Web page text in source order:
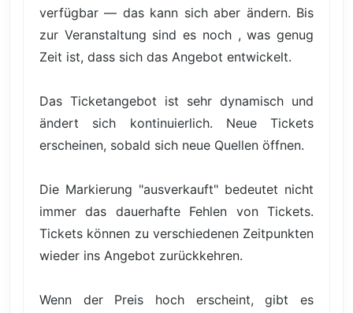
verfügbar — das kann sich aber ändern. Bis
zur Veranstaltung sind es noch , was genug
Zeit ist, dass sich das Angebot entwickelt.
Das Ticketangebot ist sehr dynamisch und
ändert sich kontinuierlich. Neue Tickets
erscheinen, sobald sich neue Quellen öffnen.
Die Markierung "ausverkauft" bedeutet nicht
immer das dauerhafte Fehlen von Tickets.
Tickets können zu verschiedenen Zeitpunkten
wieder ins Angebot zurückkehren.
Wenn der Preis hoch erscheint, gibt es